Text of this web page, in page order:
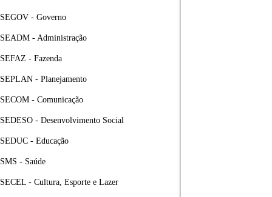
SEGOV - Governo
SEADM - Administração
SEFAZ - Fazenda
SEPLAN - Planejamento
SECOM - Comunicação
SEDESO - Desenvolvimento Social
SEDUC - Educação
SMS - Saúde
SECEL - Cultura, Esporte e Lazer